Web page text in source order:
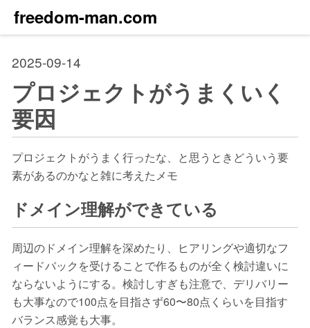
freedom-man.com
2025-09-14
プロジェクトがうまくいく
要因
プロジェクトがうまく行ったな、と思うときどういう要
素があるのかなと雑に考えたメモ
ドメイン理解ができている
周辺のドメイン理解を深めたり、ヒアリングや適切なフ
ィードバックを受けることで作るものが全く検討違いに
ならないようにする。検討しすぎも注意で、デリバリー
も大事なので100点を目指さず60〜80点くらいを目指す
バランス感覚も大事。